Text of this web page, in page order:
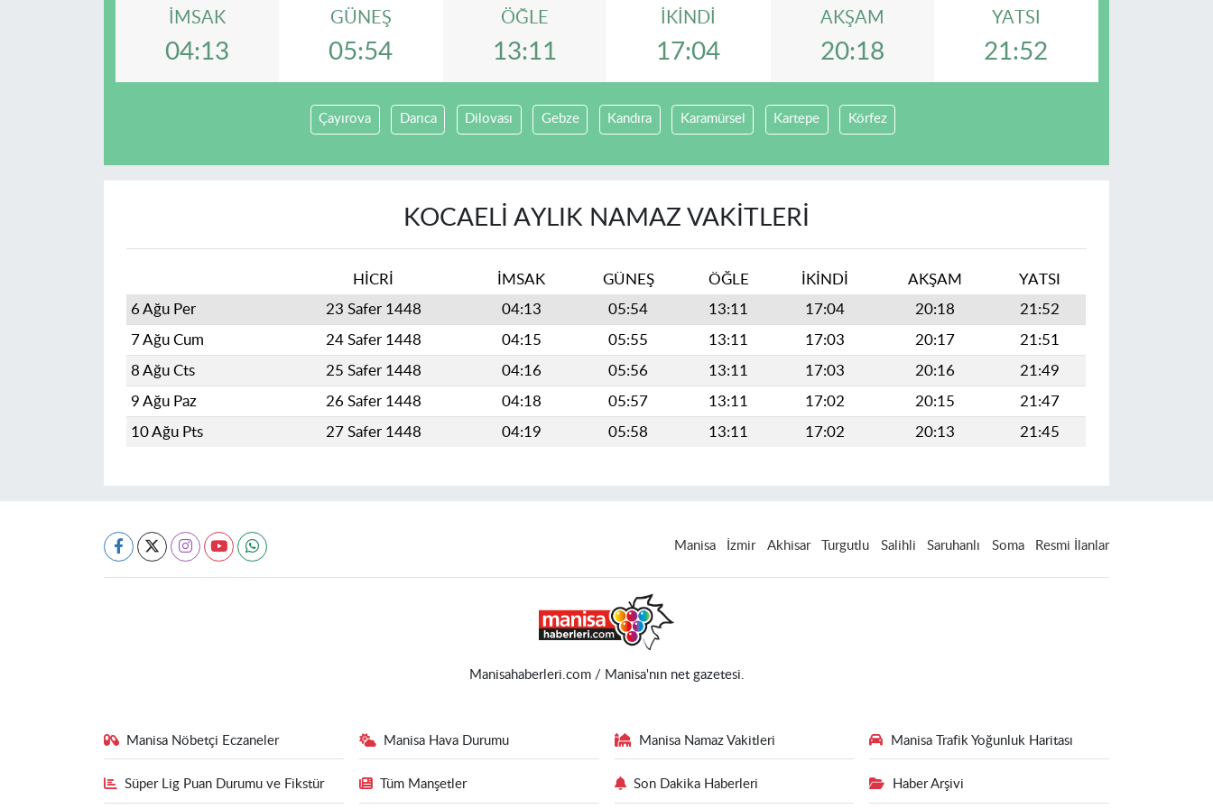
İMSAK
04:13
GÜNEŞ
05:54
ÖĞLE
13:11
İKINDI
17:04
AKŞAM
20:18
YATSI
21:52
Çayırova Darıca Dilovası Gebze Kandıra Karamürsel Kartepe Körfez
KOCAELI AYLIK NAMAZ VAKITLERI
HİCRİ İMSAK GÜNEŞ ÖĞLE İKINDI AKŞAM
YATSI
6 Ağu Per
23 Safer 1448 04:13 05:54 13:11 17:04 20:18
21:52
7 Ağu Cum
24 Safer 1448 04:15 05:55 13:11 17:03 20:17
21:51
8 Ağu Cts
25 Safer 1448 04:16 05:56 13:11 17:03 20:16
21:49
9 Ağu Paz
26 Safer 1448 04:18 05:57 13:11 17:02 20:15
21:47
10 Ağu Pts
27 Safer 1448 04:19 05:58 13:11 17:02 20:13 21:45
Manisa İzmir Akhisar Turgutlu Salihli Saruhanlı Soma Resmi İlanlar
Manisahaberleri.com / Manisa'nın net gazetesi.
Manisa Nöbetçi Eczaneler Manisa Hava Durumu Manisa Namaz Vakitleri Manisa Trafik Yoğunluk Haritası
Süper Lig Puan Durumu ve Fikstür Tüm Manşetler Son Dakika Haberleri Haber Arşivi